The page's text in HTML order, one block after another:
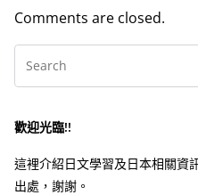
Comments are closed.
歡迎光臨!!
這裡介紹日文學習及日本相關資
出處，謝謝。